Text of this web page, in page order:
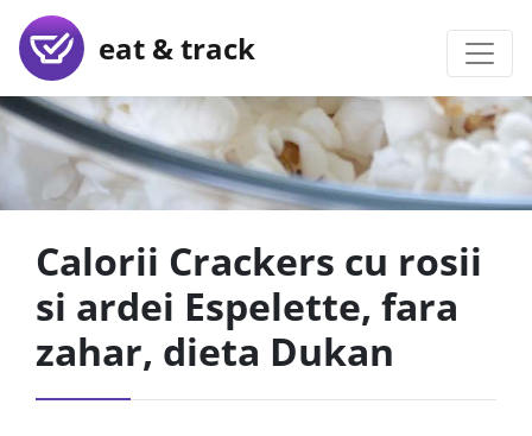
eat & track
Calorii Crackers cu rosii
si ardei Espelette, fara
zahar, dieta Dukan